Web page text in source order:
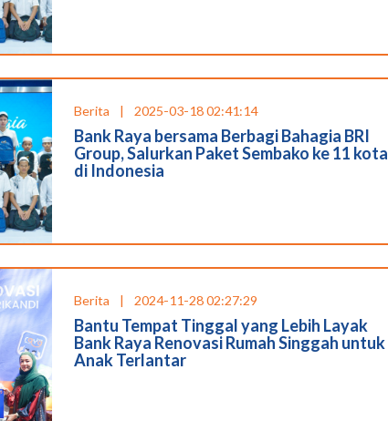
Berita | 2025-03-18 02:41:14
Bank Raya bersama Berbagi Bahagia BRI
Group, Salurkan Paket Sembako ke 11 kota
di Indonesia
Berita | 2024-11-28 02:27:29
Bantu Tempat Tinggal yang Lebih Layak
Bank Raya Renovasi Rumah Singgah untuk
Anak Terlantar